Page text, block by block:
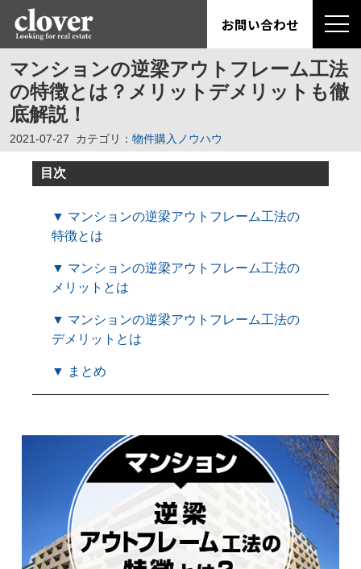
お問い合わせ
マンションの逆梁アウトフレーム工法
の特徴とは？メリットデメリットも徹
底解説！
2021-07-27 カテゴリ： 物件購入ノウハウ
目次
▼ マンションの逆梁アウトフレーム工法の
特徴とは
▼ マンションの逆梁アウトフレーム工法の
メリットとは
▼ マンションの逆梁アウトフレーム工法の
デメリットとは
▼ まとめ